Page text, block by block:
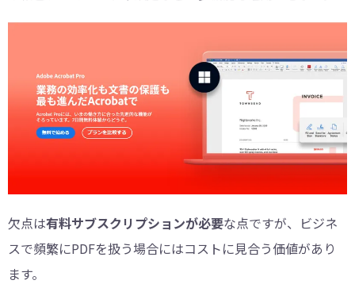
欠点は有料サブスクリプションが必要な点ですが、ビジネ
スで頻繁にPDFを扱う場合にはコストに見合う価値があり
ます。